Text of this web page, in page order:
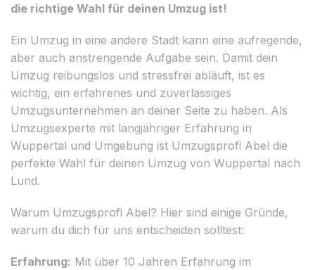
die richtige Wahl für deinen Umzug ist!
Ein Umzug in eine andere Stadt kann eine aufregende,
aber auch anstrengende Aufgabe sein. Damit dein
Umzug reibungslos und stressfrei abläuft, ist es
wichtig, ein erfahrenes und zuverlässiges
Umzugsunternehmen an deiner Seite zu haben. Als
Umzugsexperte mit langjähriger Erfahrung in
Wuppertal und Umgebung ist Umzugsprofi Abel die
perfekte Wahl für deinen Umzug von Wuppertal nach
Lund.
Warum Umzugsprofi Abel? Hier sind einige Gründe,
warum du dich für uns entscheiden solltest:
Erfahrung: Mit über 10 Jahren Erfahrung im